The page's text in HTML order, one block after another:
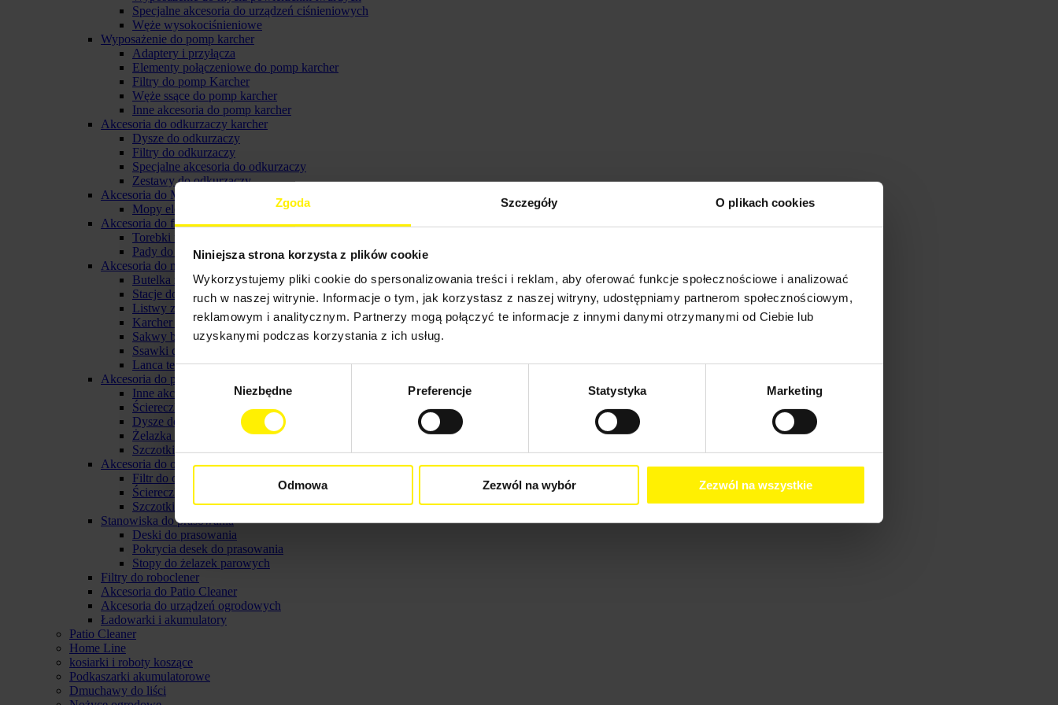
Zgoda Szczegóły O plikach cookies
Niniejsza strona korzysta z plików cookie
Wykorzystujemy pliki cookie do spersonalizowania treści i reklam, aby oferować funkcje społecznościowe i analizować
ruch w naszej witrynie. Informacje o tym, jak korzystasz z naszej witryny, udostępniamy partnerom społecznościowym,
reklamowym i analitycznym. Partnerzy mogą połączyć te informacje z innymi danymi otrzymanymi od Ciebie lub
uzyskanymi podczas korzystania z ich usług.
Wybór
zgody
Niezbędne Preferencje Statystyka Marketing
Odmowa Zezwól na wybór Zezwól na wszystkie
Specjalne akcesoria do urządzeń ciśnieniowych
Węże wysokociśnieniowe
Wyposażenie do pomp karcher
Adaptery i przyłącza
Elementy połączeniowe do pomp karcher
Filtry do pomp Karcher
Węże ssące do pomp karcher
Inne akcesoria do pomp karcher
Akcesoria do odkurzaczy karcher
Dysze do odkurzaczy
Filtry do odkurzaczy
Specjalne akcesoria do odkurzaczy
Zestawy do odkurzaczy
Akcesoria do Mopów elektrycznych
Mopy elektryczne
Akcesoria do froterek
Torebki filtracyjne do froterki
Pady do froterki karcher
Akcesoria do myjki do okien karcher
Butelka ze spryskiwaczem karcher
Stacje do ładowania i baterie do myjek okiennych
Listwy zbierające do ssawki
Karcher pady z mikrofibry
Sakwy biodrowe
Ssawki do myjek karcher
Lanca teleskopowa do myjki
Akcesoria do parownicy karcher
Inne akcerosia do parownicy karcher
Ściereczki do parownic
Dysze do parownic
Żelazka parowe karcher
Szczotki do parownicy karcher
Akcesoria do odkurzaczy parowych
Filtr do odkurzacza parowego
Ściereczki do odkurzacza parowego
Szczotki do odkurzacza parowego
Stanowiska do prasowania
Deski do prasowania
Pokrycia desek do prasowania
Stopy do żelazek parowych
Filtry do roboclener
Akcesoria do Patio Cleaner
Akcesoria do urządzeń ogrodowych
Ładowarki i akumulatory
Patio Cleaner
Home Line
kosiarki i roboty koszące
Podkaszarki akumulatorowe
Dmuchawy do liści